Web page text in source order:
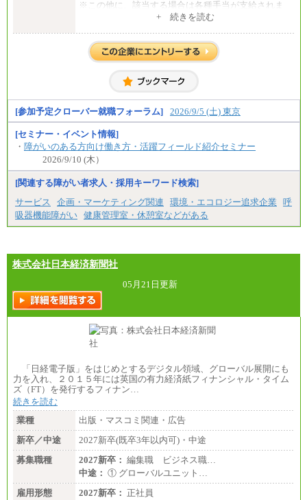
※この他に、該当する場合は各種手当が支給されま
中途：
全職種共通
※居住地、年齢により異なります。
※この他に、該当する場合は各種手当が支給されま
す。
※試用期間中も給与に変更はございません
+ 続きを読む
[参加予定クローバー就職フォーラム] 2026/9/5 (土) 東京
[セミナー・イベント情報]
・ 障がいのある方向け働き方・活躍フィールド紹介セミナー
2026/9/10 (木）
[関連する障がい者求人・採用キーワード検索]
サービス
企画・マーケティング関連 環境・エコロジー追求企業
呼
吸器機能障がい 健康管理室・休憩室などがある
株式会社日本経済新聞社
05月21日更新
「日経電子版」をはじめとするデジタル領域、グローバル展開にも
力を入れ、２０１５年には英国の有力経済紙フィナンシャル・タイム
ズ（FT）を発行するフィナン…
続きを読む
業種
出版・マスコミ関連・広告
新卒／中途
2027新卒(既卒3年以内可)・中途
募集職種
2027新卒： 編集職 ビジネス職…
中途： ① グローバルユニット…
雇用形態
2027新卒： 正社員